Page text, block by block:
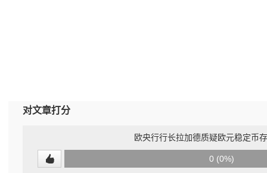
对文章打分
欧央行行长拉加德质疑欧元稳定币
0 (0%)